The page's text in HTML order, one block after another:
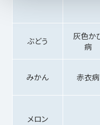
ぶどう
灰色か
病
みかん 赤衣病
メロン